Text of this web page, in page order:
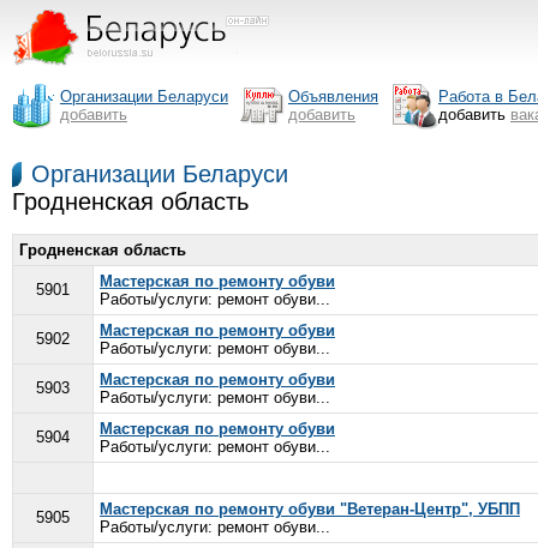
Организации Беларуси
добавить
Объявления
добавить
Работа в
добавить
Организации Беларуси
Гродненская область
Гродненская область
5901
Мастерская по ремонту обуви
Работы/услуги: ремонт обуви...
5902
Мастерская по ремонту обуви
Работы/услуги: ремонт обуви...
5903
Мастерская по ремонту обуви
Работы/услуги: ремонт обуви...
5904
Мастерская по ремонту обуви
Работы/услуги: ремонт обуви...
5905
Мастерская по ремонту обуви "Ветеран-Центр", УБПП
Работы/услуги: ремонт обуви...